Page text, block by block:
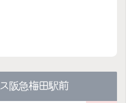
阪急梅田駅前